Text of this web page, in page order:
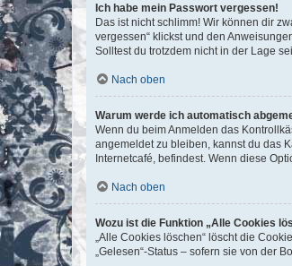
Ich habe mein Passwort vergessen!
Das ist nicht schlimm! Wir können dir
vergessen“ klickst und den
Solltest du trotzdem nicht in der Lage
Nach oben
Warum werde ich automatisch
Wenn du beim Anmelden das
angemeldet zu bleiben, kannst du das
Internetcafé, befindest. Wenn diese
Nach oben
Wozu ist die Funktion „Alle Cookies
„Alle Cookies löschen“ löscht die
„Gelesen“-Status – sofern sie von der